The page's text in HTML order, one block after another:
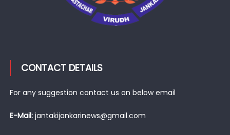
CONTACT DETAILS
For any suggestion contact us on below email
E-Mail: jantakijankarinews@gmail.com